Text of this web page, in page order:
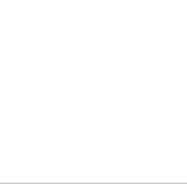
Serviceafspraak